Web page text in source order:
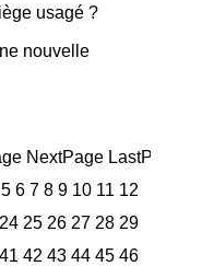
usagé ?
nouvelle
NextPage LastPage
5 6 7 8 9 10 11 12
24 25 26 27 28 29
41 42 43 44 45 46